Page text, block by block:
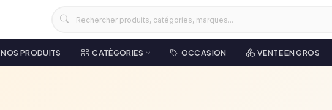
NOS PRODUITS CATÉGORIES OCCASION VENTE EN GROS